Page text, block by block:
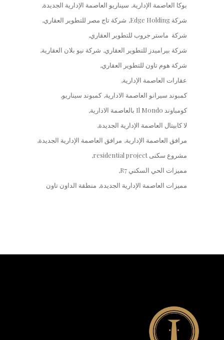
بوكا العاصمة الإدارية سيناريو العاصمة الإدارية الجديدة
شركة Edge Holding
شركة تاج مصر للتطوير العقاري
شركة ماستر جروب للتطوير العقاري
شركة بيراميدز للتطوير العقاري شركة نيو بلان العقارية
شركة هوم تاون للتطوير العقاري
عقارات العاصمة الإدارية
كمبوند سيرانو العاصمة الادارية كمبوند سيناريو
كومباوند Il Mondo بالعاصمة الادارية
لا كابيتال العاصمة الإدارية الجديدة
مرافق العاصمة الإدارية مرافق العاصمة الإدارية الجديدة
مشروع سكنى residential project
مميزات الحي السكني R7
مميزات العاصمة الإدارية الجديدة منطقة الداون تاون